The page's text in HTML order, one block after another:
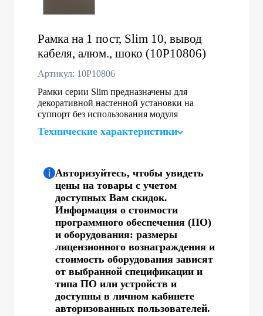
Рамка на 1 пост, Slim 10, вывод
кабеля, алюм., шоко (10P10806)
Артикул: 10P10806
Рамки серии Slim предназначены для
декоративной настенной установки на
суппорт без использования модуля
Технические характеристики
Авторизуйтесь, чтобы увидеть
цены на товары с учетом
доступных Вам скидок.
Информация о стоимости
программного обеспечения (ПО)
и оборудования: размеры
лицензионного вознаграждения и
стоимость оборудования зависят
от выбранной спецификации и
типа ПО или устройств и
доступны в личном кабинете
авторизованных пользователей.